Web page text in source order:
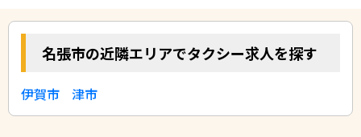
名張市の近隣エリアでタクシー求人を探す
伊賀市 津市